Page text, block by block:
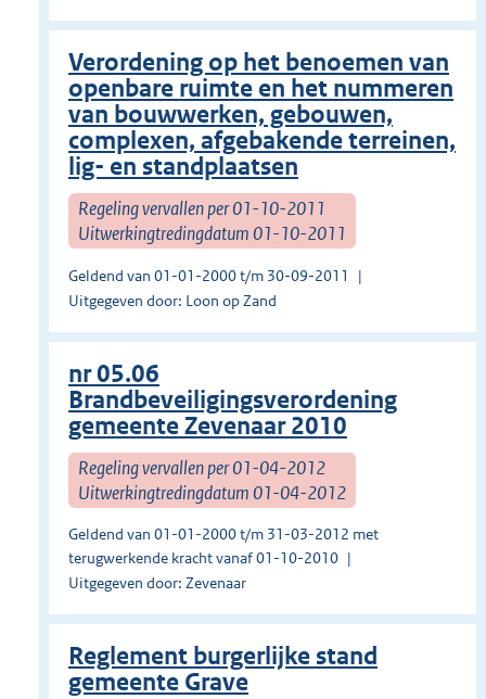
Verordening op het benoemen van
openbare ruimte en het nummeren
van bouwwerken, gebouwen,
complexen, afgebakende terreinen,
lig- en standplaatsen
Regeling vervallen per 01-10-2011
Uitwerkingtredingdatum 01-10-2011
Geldend van 01-01-2000 t/m 30-09-2011
Uitgegeven door: Loon op Zand
nr 05.06
Brandbeveiligingsverordening
gemeente Zevenaar 2010
Regeling vervallen per 01-04-2012
Uitwerkingtredingdatum 01-04-2012
Geldend van 01-01-2000 t/m 31-03-2012 met
terugwerkende kracht vanaf 01-10-2010
Uitgegeven door: Zevenaar
Reglement burgerlijke stand
gemeente Grave